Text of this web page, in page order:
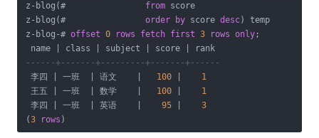
z - blog(# from score
z - blog(# order by score desc) temp
z - blog -# offset 0 rows fetch first 3 rows only;
name
class subject score
------+-------+---------+-------+------
李四
一班 语文 100
1
王五
一班 数学 100
1
李四
一班 英语 95
3
(3 rows )